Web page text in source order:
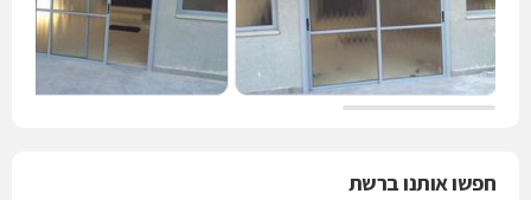
חפשו אותנו ברשת